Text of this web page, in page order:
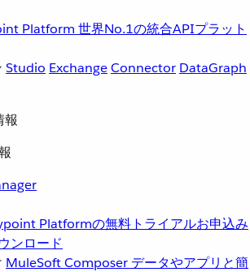
Platform 世界No.1の統合APIプラット
Studio ExchangeConnector DataGraph
報
Platformの無料トライアルお申込み
ンロード
MuleSoft Composer データやアプリと簡